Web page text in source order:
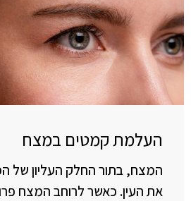
העלמת קמטים במצח
המצח, בתור החלק העליון של
את העין. כאשר לרוחב המצח